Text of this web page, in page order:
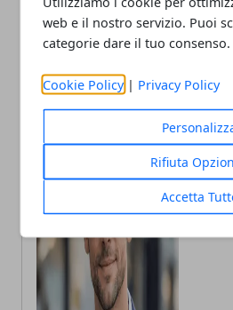
web e il nostro servizio. Puoi
categorie dare il tuo consenso.
Cookie Policy | Privacy Policy
Rifiuta
Accetta